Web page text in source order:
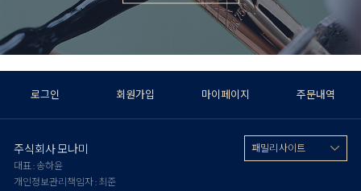
로그인 회원가입 마이페이지 주문내역
주식회사 모나미
대표 : 송하윤
개인정보관리책임자 : 최준
패밀리 사이트